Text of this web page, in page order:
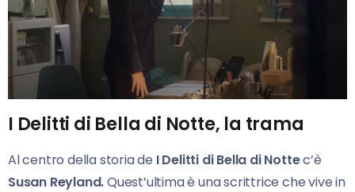
I Delitti di Bella di Notte, la trama
Al centro della storia de I Delitti di Bella di Nottec’è
Susan Reyland.Quest’ultima è una scrittrice che vive in